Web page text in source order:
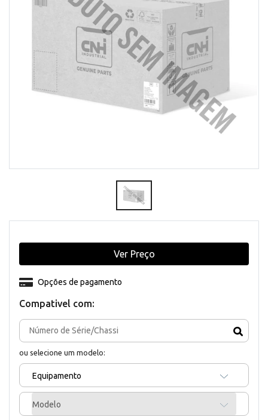
Compativel com:
ou selecione um modelo:
Equipamento
Modelo
Opções de pagamento
Ver Preço